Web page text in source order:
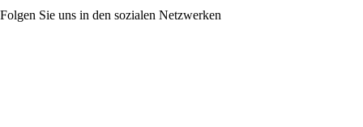
Folgen Sie uns in den sozialen Netzwerken